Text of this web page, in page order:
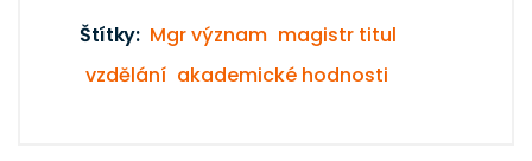
Štítky: Mgr význam magistr titul
vzdělání akademické hodnosti